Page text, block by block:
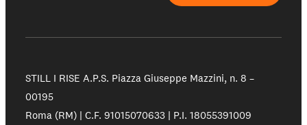
STILL I RISE A.P.S. Piazza Giuseppe Mazzini, n. 8 –
00195
Roma (RM) | C.F. 91015070633 | P.I. 18055391009